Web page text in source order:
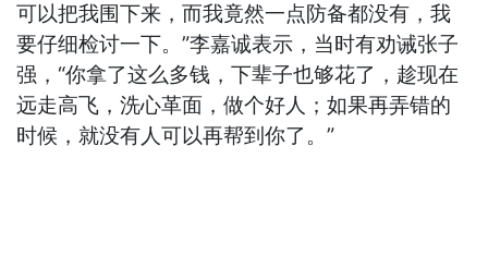
可以把我围下来，而我竟然一点防备都没有，我
要仔细检讨一下。”李嘉诚表示，当时有劝诫张子
强，“你拿了这么多钱，下辈子也够花了，趁现在
远走高飞，洗心革面，做个好人；如果再弄错的
时候，就没有人可以再帮到你了。”